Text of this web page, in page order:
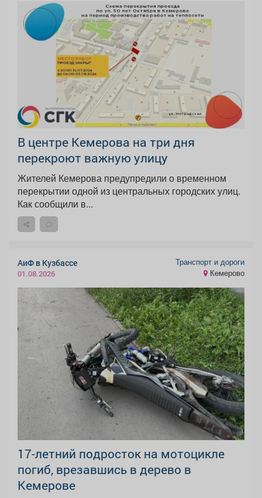
В центре Кемерова на три дня
перекроют важную улицу
Жителей Кемерова предупредили о временном
перекрытии одной из центральных городских улиц.
Как сообщили в...
АиФ в Кузбассе
01.08.2026
Транспорт и дороги
Кемерово
17-летний подросток на мотоцикле
погиб, врезавшись в дерево в
Кемерове